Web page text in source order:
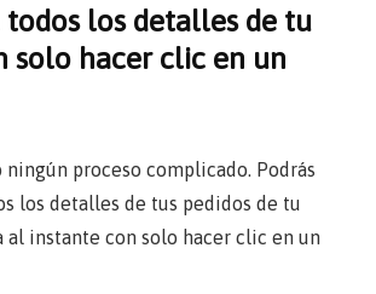
todos los detalles de tu
solo hacer clic en un
ningún proceso complicado. Podrás
los detalles de tus pedidos de tu
al instante con solo hacer clic en un